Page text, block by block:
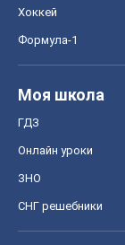
Хоккей
Формула-1
Моя школа
ГДЗ
Онлайн уроки
ЗНО
СНГ решебники